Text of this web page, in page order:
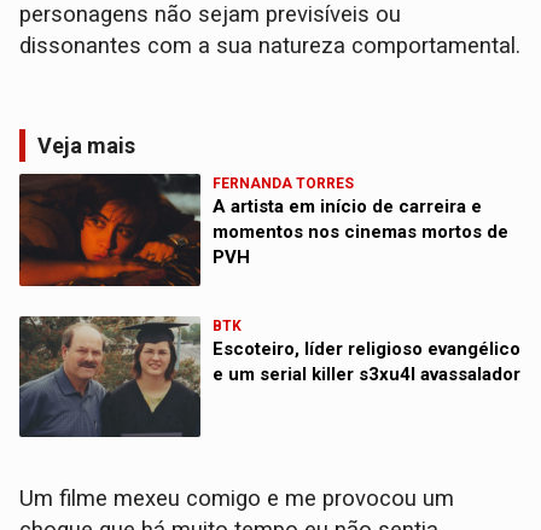
personagens não sejam previsíveis ou
dissonantes com a sua natureza comportamental.
Veja mais
FERNANDA TORRES
A artista em início de carreira e
momentos nos cinemas mortos de
PVH
BTK
Escoteiro, líder religioso evangélico
e um serial killer s3xu4l avassalador
Um filme mexeu comigo e me provocou um